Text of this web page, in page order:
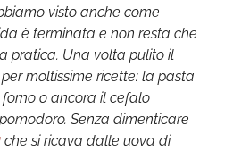
visto anche come
è terminata e non resta che
pratica. Una volta pulito il
moltissime ricette: la pasta
o ancora il cefalo
Senza dimenticare
che si ricava dalle uova di